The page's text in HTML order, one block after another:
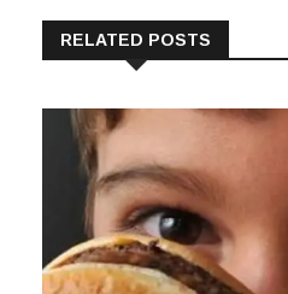
RELATED POSTS